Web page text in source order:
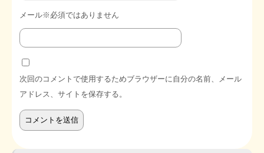
メール※必須ではありません
次回のコメントで使用するためブラウザーに自分の名前、メール
アドレス、サイトを保存する。